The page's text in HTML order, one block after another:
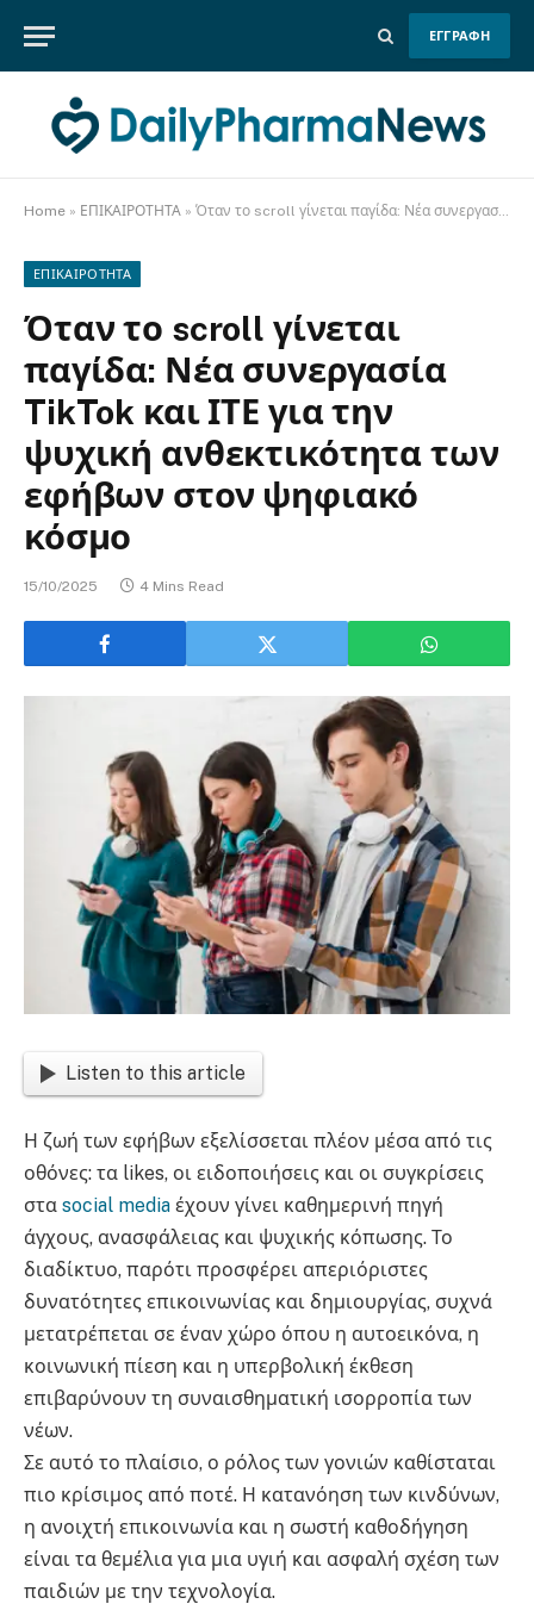
ΕΓΓΡΑΦΗ
Home » ΕΠΙΚΑΙΡΟΤΗΤΑ » Όταν το scroll γίνεται παγίδα: Νέα συνεργασία TikTok και ΙΤΕ για την ψυχική ανθεκτικότητα των εφήβων στον ψηφιακό κόσμο
ΕΠΙΚΑΙΡΟΤΗΤΑ
Όταν το scroll γίνεται
παγίδα: Νέα συνεργασία
TikTok και ΙΤΕ για την
ψυχική ανθεκτικότητα των
εφήβων στον ψηφιακό
κόσμο
15/10/2025 4 Mins Read
Listen to this article
Η ζωή των εφήβων εξελίσσεται πλέον μέσα από τις
οθόνες: τα likes, οι ειδοποιήσεις και οι συγκρίσεις
στα social media έχουν γίνει καθημερινή πηγή
άγχους, ανασφάλειας και ψυχικής κόπωσης. Το
διαδίκτυο, παρότι προσφέρει απεριόριστες
δυνατότητες επικοινωνίας και δημιουργίας, συχνά
μετατρέπεται σε έναν χώρο όπου η αυτοεικόνα, η
κοινωνική πίεση και η υπερβολική έκθεση
επιβαρύνουν τη συναισθηματική ισορροπία των
νέων.
Σε αυτό το πλαίσιο, ο ρόλος των γονιών καθίσταται
πιο κρίσιμος από ποτέ. Η κατανόηση των κινδύνων,
η ανοιχτή επικοινωνία και η σωστή καθοδήγηση
είναι τα θεμέλια για μια υγιή και ασφαλή σχέση των
παιδιών με την τεχνολογία.